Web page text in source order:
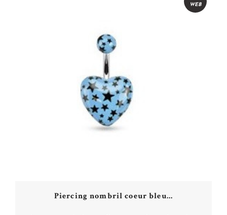
WEB
Piercing nombril coeur bleu...